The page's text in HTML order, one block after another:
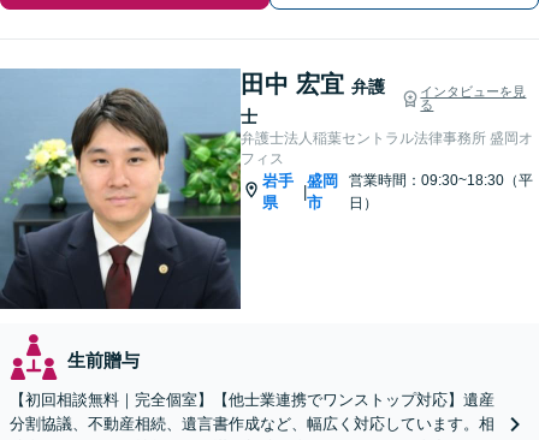
田中 宏宜 弁護
士
インタビューを見
る
弁護士法人稲葉セントラル法律事務所 盛岡オ
フィス
岩手
県
|
盛岡
市
営業時間：09:30~18:30（平
日）
生前贈与
【初回相談無料｜完全個室】【他士業連携でワンストップ対応】遺産
分割協議、不動産相続、遺言書作成など、幅広く対応しています。相